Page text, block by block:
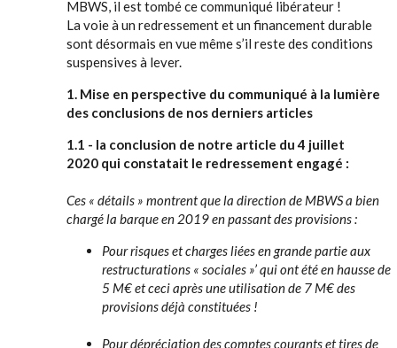
MBWS, il est tombé ce communiqué libérateur !
La voie à un redressement et un financement durable
sont désormais en vue même s’il reste des conditions
suspensives à lever.
1. Mise en perspective du communiqué à la lumière
des conclusions de nos derniers articles
1.1 - la conclusion de notre article du 4 juillet
2020 qui constatait le redressement engagé :
Ces « détails » montrent que la direction de MBWS a bien
chargé la barque en 2019 en passant des provisions :
Pour risques et charges liées en grande partie aux
restructurations « sociales »’ qui ont été en hausse de
5 M€ et ceci après une utilisation de 7 M€ des
provisions déjà constituées !
Pour dépréciation des comptes courants et tires de